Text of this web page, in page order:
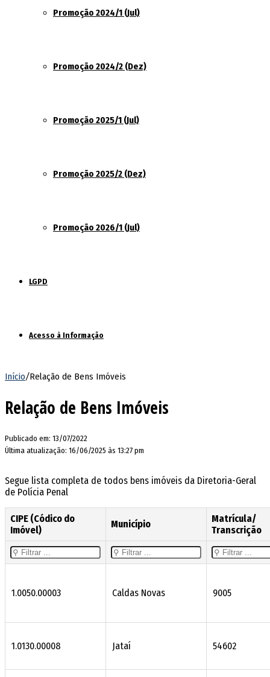
Promoção 2024/1 (Jul)
Promoção 2024/2 (Dez)
Promoção 2025/1 (Jul)
Promoção 2025/2 (Dez)
Promoção 2026/1 (Jul)
LGPD
Acesso à Informação
Início/Relação de Bens Imóveis
Relação de Bens Imóveis
Publicado em: 13/07/2022
Última atualização: 16/06/2025 às 13:27 pm
Segue lista completa de todos bens imóveis da Diretoria-Geral
de Polícia Penal
CIPE (Códico do
Imóvel)
Município
Matrícula/
Transcrição
1.0050.00003 Caldas Novas 9005
1.0130.00008 Jataí 54602